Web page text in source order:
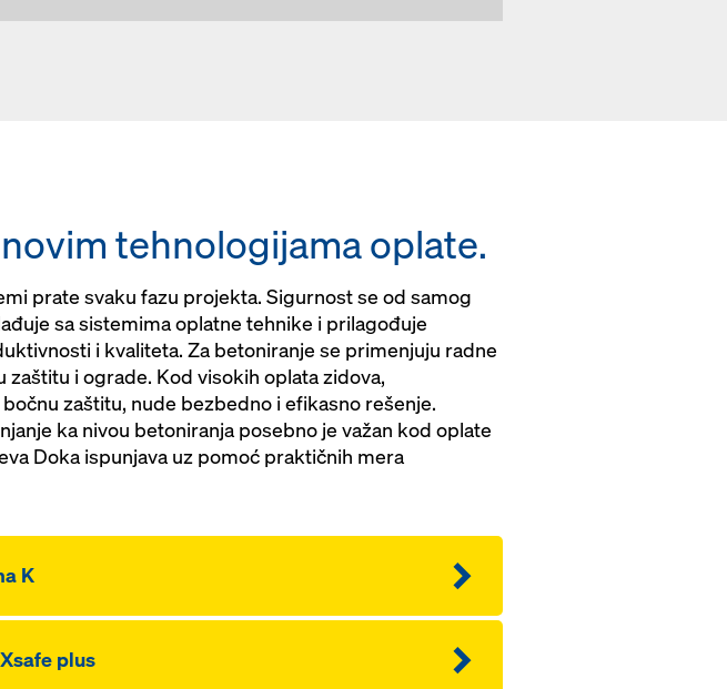
tehnologijama oplate.
prate svaku fazu projekta. Sigurnost se od samog
sa sistemima oplatne tehnike i prilagođuje
i kvaliteta. Za betoniranje se primenjuju radne
zaštitu i ograde. Kod visokih oplata zidova,
zaštitu, nude bezbedno i efikasno rešenje.
ka nivou betoniranja posebno je važan kod oplate
Doka ispunjava uz pomoć praktičnih mera
K
plus